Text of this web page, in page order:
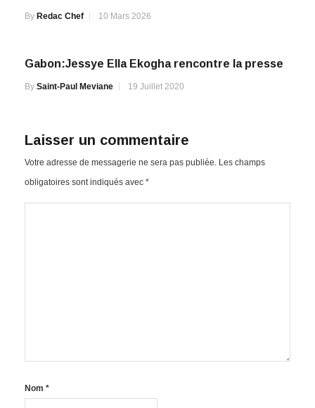
By Redac Chef 10 Mars 2026
Gabon:Jessye Ella Ekogha rencontre la presse
By Saint-Paul Meviane 19 Juillet 2020
Laisser un commentaire
Votre adresse de messagerie ne sera pas publiée. Les champs
obligatoires sont indiqués avec *
Nom *